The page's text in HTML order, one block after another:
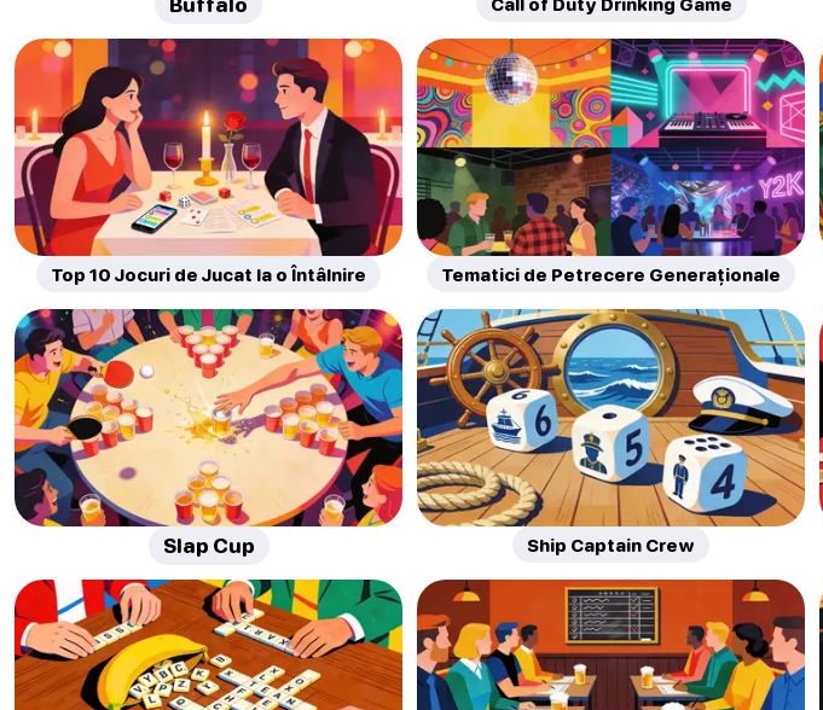
Buffalo
Top 10 Jocuri de Jucat la o Întâlnire Tematici de Petrecere Generaționale
Slap Cup Ship Captain Crew